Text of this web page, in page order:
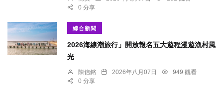
0 分享
綜合新聞
2026海線潮旅行」開放報名五大遊程漫遊漁村風
光
陳信銘 2026年八月07日
949 觀看
0 分享